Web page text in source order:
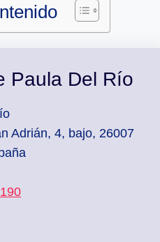
Paula Del Río
Adrián, 4, bajo, 26007